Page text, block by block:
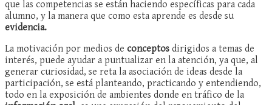
que las competencias se están haciendo específicas para cada
alumno, y la manera que como esta aprende es desde su
evidencia.
La motivación por medios de conceptos dirigidos a temas de
interés, puede ayudar a puntualizar en la atención, ya que, al
generar curiosidad, se reta la asociación de ideas desde la
participación, se está planteando, practicando y entendiendo,
todo en la exposición de ambientes donde en tráfico de la